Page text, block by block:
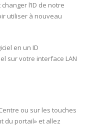
l’ID de notre
utiliser à nouveau
en un ID
sur votre interface LAN
ou sur les touches
du portail» et allez